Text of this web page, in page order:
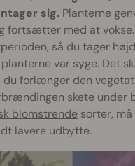
sig. Planterne
fortsætter med at
så du tager
var syge. Det
du forlænger den
skete under
blomstrende sorter,
lavere udbytte.